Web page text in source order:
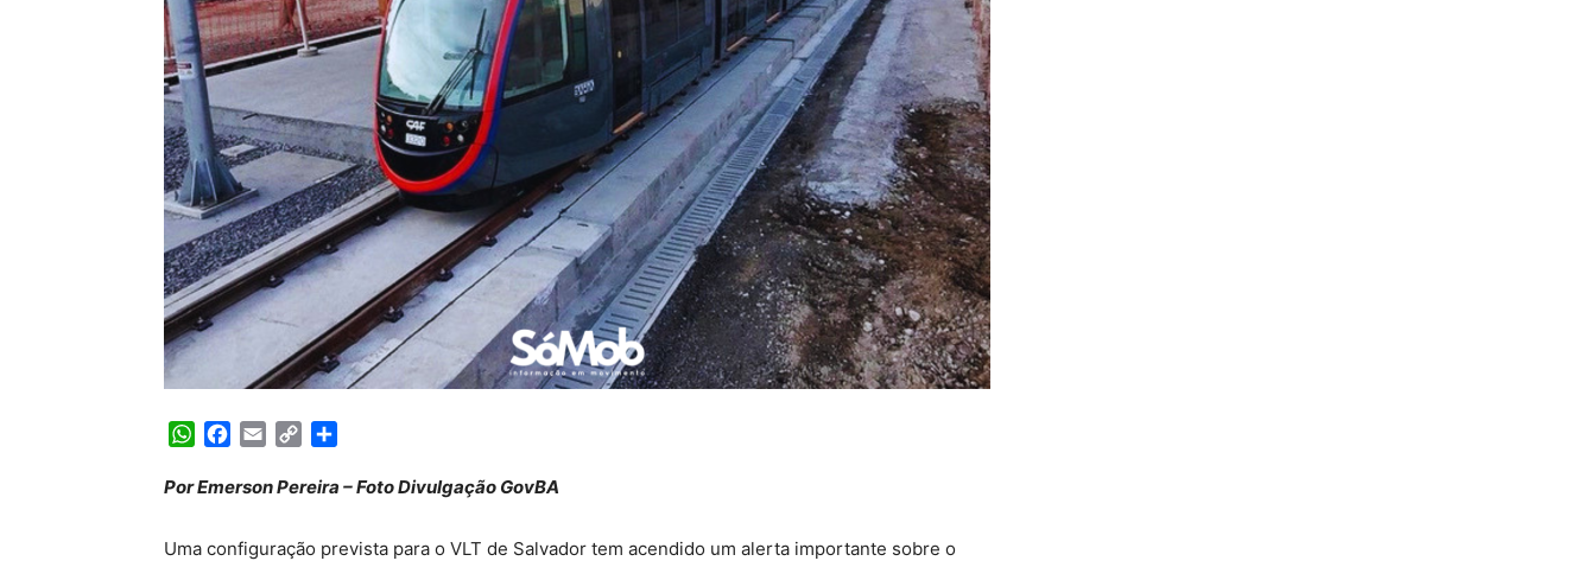
WhatsApp
Facebook
Email Copy
Por Emerson Pereira – Foto Divulgação GovBA
Uma configuração prevista para o VLT de Salvador tem acendido um alerta importante sobre o